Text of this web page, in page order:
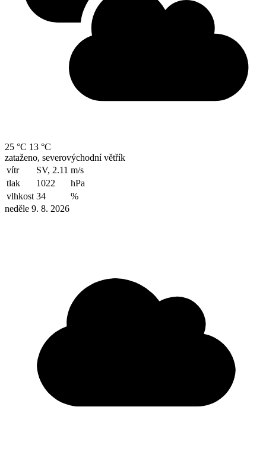
25 °C 13 °C
zataženo, severovýchodní větřík
vítr
SV, 2.11 m/s
tlak
1022
hPa
vlhkost 34
%
neděle 9. 8. 2026